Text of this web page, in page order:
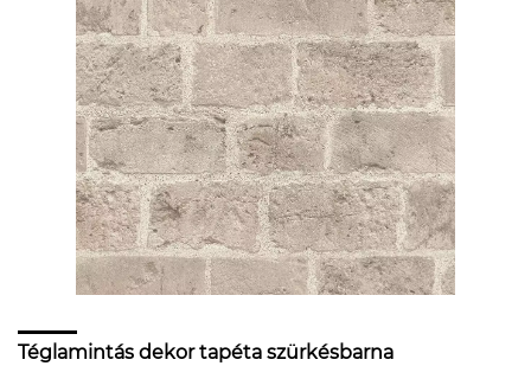
Téglamintás dekor tapéta szürkésbarna